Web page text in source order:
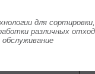
для сортировки,
различных